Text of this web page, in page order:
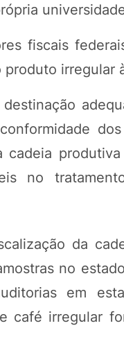
fiscais
irregular
no
da
no
em
café irregular